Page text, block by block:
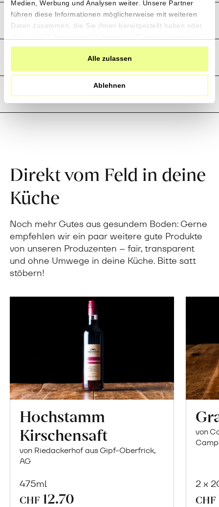
Medien, Werbung und Analysen weiter. Unsere Partner
führen diese Informationen möglicherweise mit weiteren
Daten zusammen, die Sie ihnen bereitgestellt haben oder
haben.
Alle zulassen
Ablehnen
Preistransparenz
Weitere Informationen
Rezensionen
Direkt vom Feld in deine
Küche
Noch mehr Gutes aus gesundem Boden: Gerne
empfehlen wir ein paar weitere gute Produkte
von unseren Produzenten – fair, transparent
und ohne Umwege in deine Küche. Bitte satt
stöbern!
Hochstamm
Kirschensaft
von Riedackerhof aus Gipf-Oberfrick,
AG
475ml
CHF 12.70
von
2 x
CHF